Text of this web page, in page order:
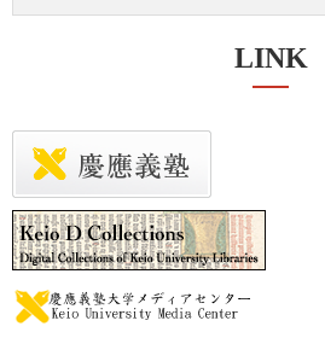
LINK